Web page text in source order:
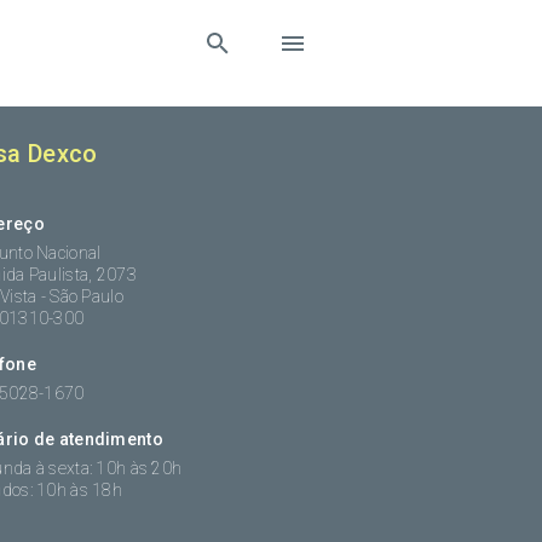
Dexco
Nacional
Paulista, 2073
- São Paulo
300
1670
de atendimento
à sexta: 10h às 20h
10h às 18h